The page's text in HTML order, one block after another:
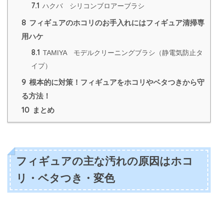
7.1 ハクバ シリコンブロアーブラシ
8 フィギュアのホコリのお手入れにはフィギュア清掃専
用ハケ
8.1 TAMIYA モデルクリーニングブラシ（静電気防止タ
イプ）
9 根本的に対策！フィギュアをホコリやベタつきから守
る方法！
10 まとめ
フィギュアの主な汚れの原因はホコ
リ・ベタつき・変色